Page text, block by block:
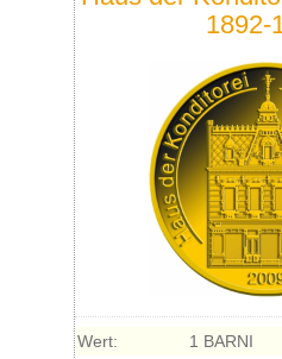
1892-
Wert:
1 BARNI